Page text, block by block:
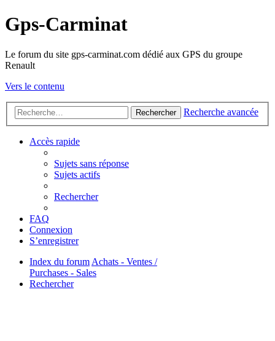
Gps-Carminat
Le forum du site gps-carminat.com dédié aux GPS du groupe
Renault
Vers le contenu
Rechercher Recherche avancée
Accès rapide
Sujets sans réponse
Sujets actifs
Rechercher
FAQ
Connexion
S’enregistrer
Index du forumAchats - Ventes /
Purchases - Sales
Rechercher